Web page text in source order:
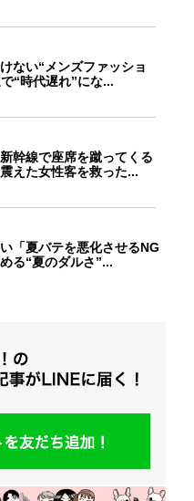
ない“メンズファッショ
“時代遅れ”にな...
幹線で座席を蹴ってくる
えた女性客を救った...
「夏バテを悪化させるNG
る“夏のダルさ”...